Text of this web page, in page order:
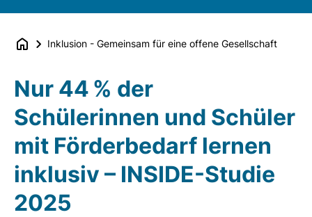
Inklusion - Gemeinsam für eine offene Gesellschaft
Nur 44 % der
Schülerinnen und Schüler
mit Förderbedarf lernen
inklusiv – INSIDE-Studie
2025